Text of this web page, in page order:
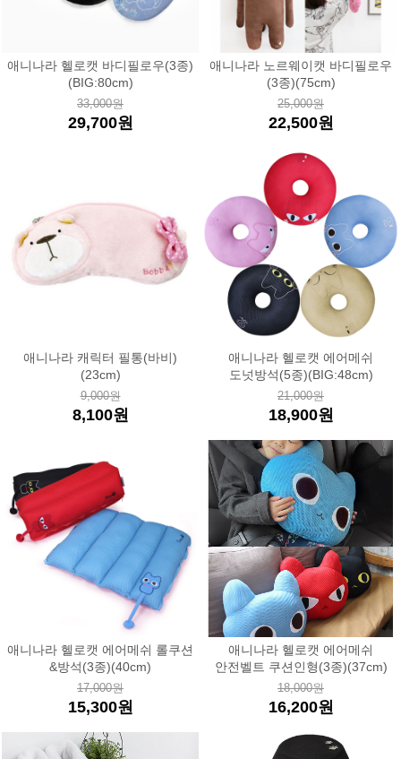
애니나라 헬로캣 바디필로우(3종)
(BIG:80cm)
33,000원
29,700원
애니나라 노르웨이캣 바디필로우
(3종)(75cm)
25,000원
22,500원
애니나라 캐릭터 필통(바비)
(23cm)
9,000원
8,100원
애니나라 헬로캣 에어메쉬
도넛방석(5종)(BIG:48cm)
21,000원
18,900원
애니나라 헬로캣 에어메쉬 롤쿠션
&방석(3종)(40cm)
17,000원
15,300원
애니나라 헬로캣 에어메쉬
안전벨트 쿠션인형(3종)(37cm)
18,000원
16,200원